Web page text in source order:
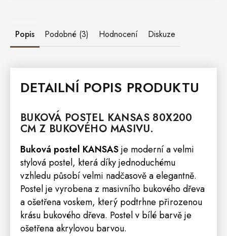
Popis Podobné (3) Hodnocení Diskuze
DETAILNÍ POPIS PRODUKTU
BUKOVÁ POSTEL KANSAS 80X200
CM Z BUKOVÉHO MASIVU.
Buková postel KANSASje moderní a velmi
stylová postel, která díky jednoduchému
vzhledu působí velmi nadčasově a elegantně.
Postel je vyrobena z masivního bukového dřeva
a ošetřena voskem, který podtrhne přirozenou
krásu bukového dřeva. Postel v bílé barvě je
ošetřena akrylovou barvou.